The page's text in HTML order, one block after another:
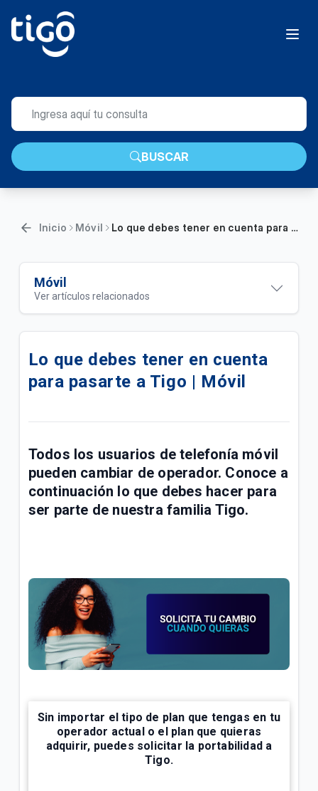
BUSCAR
Inicio Móvil Lo que debes tener en cuenta para pasarte a Tigo | Móvil
Móvil
Ver artículos relacionados
¿Cómo saber si mi línea prepago Tigo se
Venta de celulares libres en Tigo | Móvil
¿Cómo configurar la red 4G Motorola LTE Tigo? |
Móvil
¿Cómo llega mi factura después de reactivar mi
línea móvil? | Móvil
Cómo registrar línea Prepago a tu nombre o
actualizar datos de contacto | Móvil
¿Cómo consultar tus consumos en Mi.Tigo? | Móvil
Full Equipo: Plan móvil ilimitado + celular en
préstamo | Móvil
Lo que debes tener en cuenta
para pasarte a Tigo | Móvil
Todos los usuarios de telefonía móvil
pueden cambiar de operador. Conoce a
continuación lo que debes hacer para
ser parte de nuestra familia Tigo.
Sin importar el tipo de plan que tengas en tu
operador actual o el plan que quieras
adquirir, puedes solicitar la portabilidad a
Tigo.